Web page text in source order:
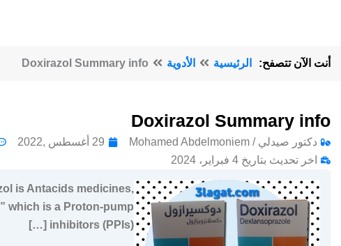
أنت الآن تتصفح: الرئيسية الأدوية Doxirazol Summary info
Doxirazol Summary info
دكتور صيدلي / Mohamed Abdelmoniem 29 أغسطس ,2022
اخر تحديث بتاريخ 4 فبراير، 2024
is Antacids medicines,
which is a Proton-pump
inhibitors (PPIs) […]